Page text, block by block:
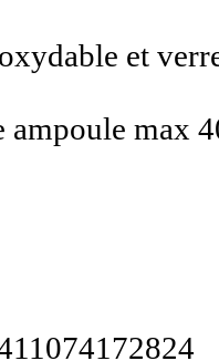
et
ampoule max